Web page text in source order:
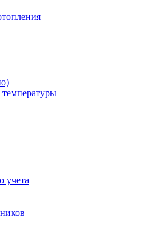
температуры
учета